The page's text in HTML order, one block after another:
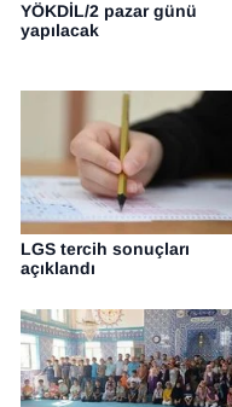
YÖKDİL/2 pazar günü
yapılacak
LGS tercih sonuçları
açıklandı